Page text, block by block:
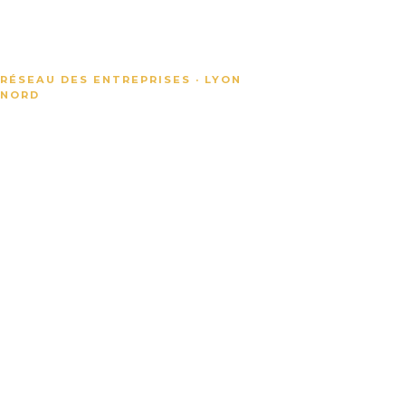
RÉSEAU DES ENTREPRISES · LYON
NORD
NETWORKING & CONVIVIALITÉ